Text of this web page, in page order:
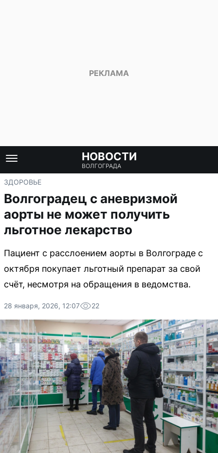
НОВОСТИ
ВОЛГОГРАДА
ЗДОРОВЬЕ
Волгоградец с аневризмой
аорты не может получить
льготное лекарство
Пациент с расслоением аорты в Волгограде с
октября покупает льготный препарат за свой
счёт, несмотря на обращения в ведомства.
28 января, 2026, 12:07 22